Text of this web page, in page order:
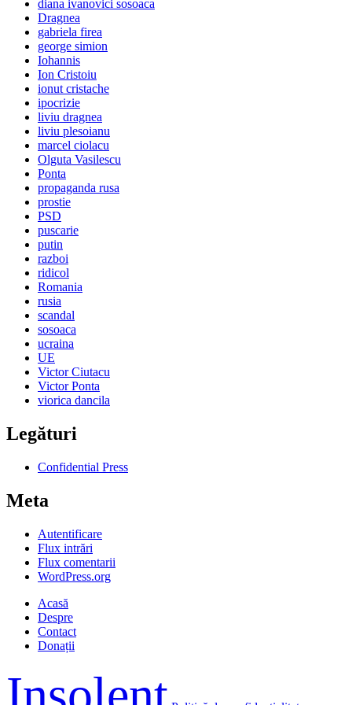
diana ivanovici sosoaca
Dragnea
gabriela firea
george simion
Iohannis
Ion Cristoiu
ionut cristache
ipocrizie
liviu dragnea
liviu plesoianu
marcel ciolacu
Olguta Vasilescu
Ponta
propaganda rusa
prostie
PSD
puscarie
putin
razboi
ridicol
Romania
rusia
scandal
sosoaca
ucraina
UE
Victor Ciutacu
Victor Ponta
viorica dancila
Legături
Confidential Press
Meta
Autentificare
Flux intrări
Flux comentarii
WordPress.org
Acasă
Despre
Contact
Donații